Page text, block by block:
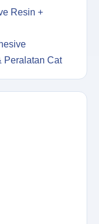
Resin +
Peralatan Cat